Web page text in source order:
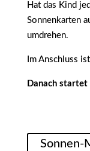
Hat das Kind
Sonnenkarten
umdrehen.
Im Anschluss
Danach startet
Sonnen-